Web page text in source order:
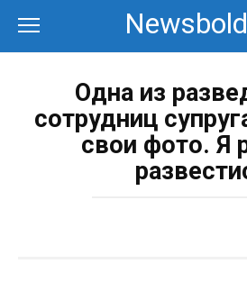
контенту
Одна из
сотрудниц
свои фото. Я